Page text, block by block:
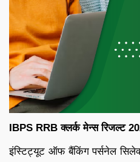
IBPS RRB क्लर्क मेन्स रिजल्ट
इंस्टिट्यूट ऑफ बैंकिंग पर्सनेल